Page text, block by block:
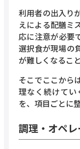
利用者の出入り
えによる配膳ミ
応に注意が必要
選択食が現場の
が難しくなるこ
そこでここから
理なく続けてい
を、項目ごとに
調理・オペ